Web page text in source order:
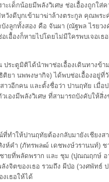
ะเด็กน้อยมีพลังวิเศษ ช่อเอื้องถูกใส่ค
วังดีบุกเข้ามาฆ่าล้างตระกูล คุณพระ
งลูกทั้งสอง คือ จันผา (ณัฐพล ไรยวง
เอื้องก็หายไปโดยไม่มีใครพบเจอเธ
ตูมิติได้นำพาช่อเอื้องเดินทางข้าม
ติยา นพพงษากิจ) ได้พบช่อเอื้องอยู่ที่
าวอีกคน และตั้งชื่อว่า ปานฤทัย เมื่อ
เองมีพลังวิเศษ ที่สามารถบังคับให้สิ่ง
ให้ปานฤทัยต้องกลับมายังเชียงส
ห์คำ (ภัทรพลฒ์ เดชพงษ์วรานนท์) ช
ายที่พลัดพราก และ ชุม (ปุณณฤกษ์ อ
งจิตของเธอ รวมถึง ผีป่อ (วงศพัทธ์
เธอให้ได้